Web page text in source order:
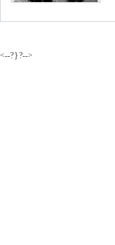
<--? } ?-->